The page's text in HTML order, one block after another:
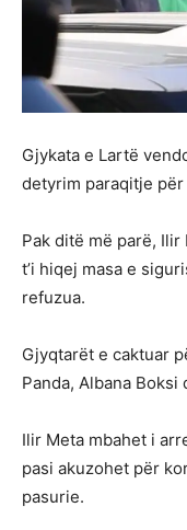
Gjykata e Lartë
detyrim paraqitje
Pak ditë më parë,
t’i hiqej masa e
refuzua.
Gjyqtarët e caktuar
Panda, Albana Boksi
Ilir Meta mbahet i
pasi akuzohet për
pasurie.